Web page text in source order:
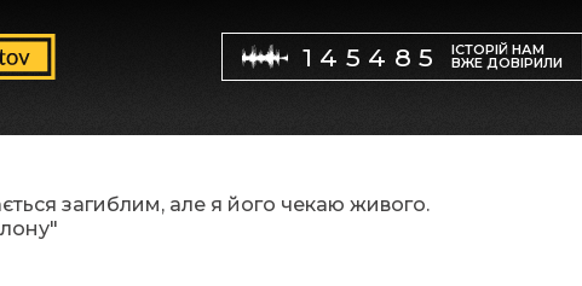
145485 ІСТОРІЙ НАМ
ВЖЕ ДОВІРИЛИ
загиблим, але я його чекаю живого.